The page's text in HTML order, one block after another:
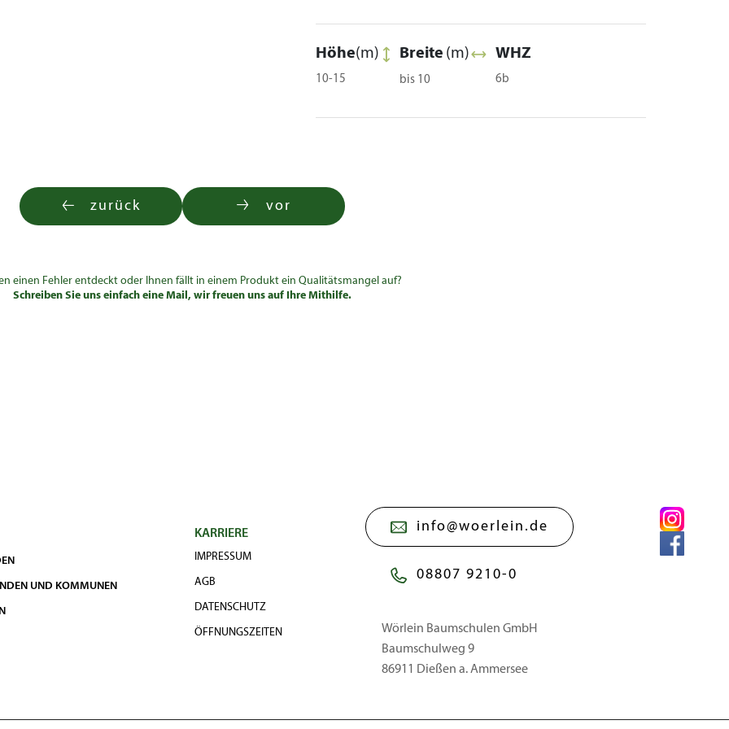
Höhe(m)
10-15
Breite (m)
bis 10
WHZ
6b
zurück vor
einen Fehler entdeckt oder Ihnen fällt in einem Produkt ein Qualitätsmangel auf?
Schreiben Sie uns einfach eine Mail, wir freuen uns auf Ihre Mithilfe.
UND KOMMUNEN
KARRIERE
IMPRESSUM
AGB
DATENSCHUTZ
ÖFFNUNGSZEITEN
info@woerlein.de
08807 9210-0
Wörlein Baumschulen GmbH
Baumschulweg 9
86911 Dießen a. Ammersee